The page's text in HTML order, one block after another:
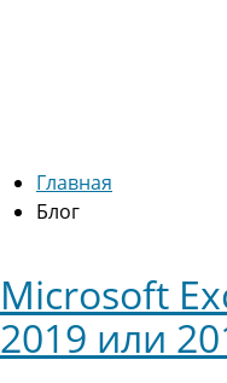
Главная
Блог
Microsoft
2019 или